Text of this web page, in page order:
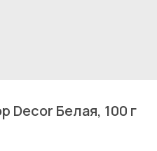
Decor Белая, 100 г